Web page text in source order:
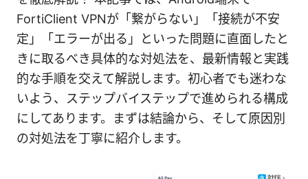
FortiClient VPNが「繋がらない」「接続が不安
定」「エラーが出る」といった問題に直面したと
きに取るべき具体的な対処法を、最新情報と実践
的な手順を交えて解説します。初心者でも迷わな
いよう、ステップバイステップで進められる構成
にしてあります。まずは結論から、そして原因別
の対処法を丁寧に紹介します。